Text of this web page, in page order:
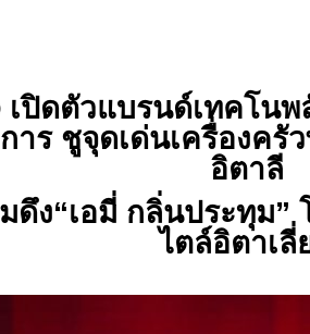
เปิดตัวแบรนด์เทคโนพ
าร ชูจุดเด่นเครื่องครั
อิตาลี
ดึง“เอมี่ กลิ่นประทุม”
ไตล์อิตาเลี่